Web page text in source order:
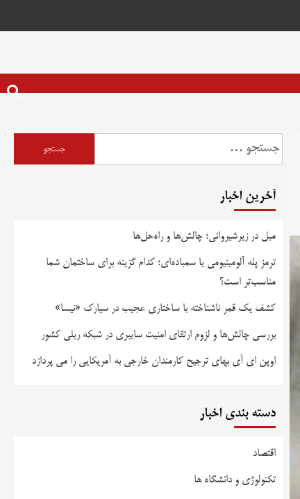
آخرین اخبار
مبل در زیرشیروانی؛ چالش‌ها و راه‌حل‌ها
ترمز پله آلومینیومی یا سمباده‌ای؛ کدام گزینه برای ساختمان شما
مناسب‌تر است؟
کشف یک قمر ناشناخته با ساختاری عجیب در سیارک «نیسا»
بررسی چالش‌ها و لزوم ارتقای امنیت سایبری در شبکه ریلی کشور
اوپن ای آی بهای ترجیح کارمندان خارجی به آمریکایی را می پردازد
دسته بندی اخبار
اقتصاد
تکنولوژی و دانشگاه ها